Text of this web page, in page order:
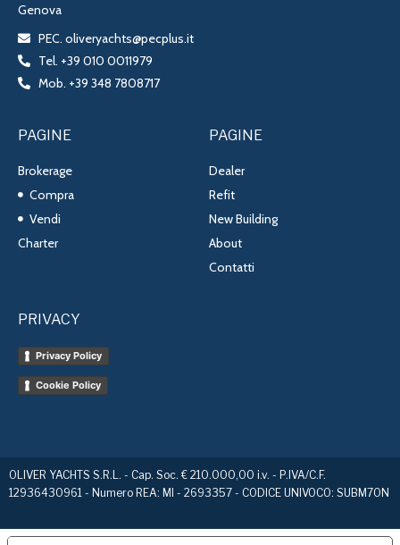
Genova
PEC. oliveryachts@pecplus.it
Tel. +39 010 0011979
Mob. +39 348 7808717
PAGINE
Brokerage
Compra
Vendi
Charter
PAGINE
Dealer
Refit
New Building
About
Contatti
PRIVACY
Privacy Policy
Cookie Policy
OLIVER YACHTS S.R.L. - Cap. Soc. € 210.000,00 i.v. - P.IVA/C.F.
12936430961 - Numero REA: MI - 2693357 - CODICE UNIVOCO: SUBM70N